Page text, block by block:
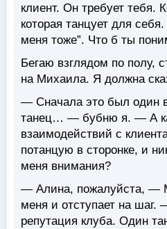
клиент. Он требует тебя.
которая танцует для
меня тоже”. Что б ты
Бегаю взглядом по полу,
на Михаила. Я должна
— Сначала это был один
танец… — бубню я. — А
взаимодействий с
потанцую в сторонке, и
меня внимания?
— Алина, пожалуйста, —
меня и отступает на шаг.
репутация клуба. Один